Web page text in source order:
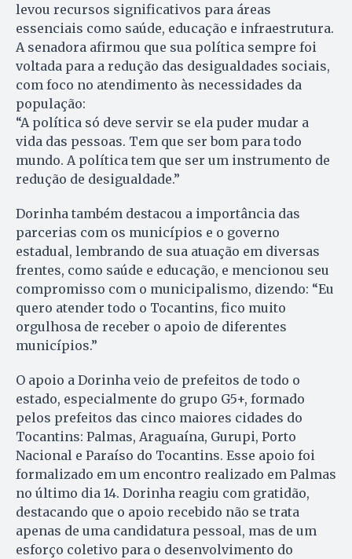
levou recursos significativos para áreas
essenciais como saúde, educação e infraestrutura.
A senadora afirmou que sua política sempre foi
voltada para a redução das desigualdades sociais,
com foco no atendimento às necessidades da
população:
“A política só deve servir se ela puder mudar a
vida das pessoas. Tem que ser bom para todo
mundo. A política tem que ser um instrumento de
redução de desigualdade.”
Dorinha também destacou a importância das
parcerias com os municípios e o governo
estadual, lembrando de sua atuação em diversas
frentes, como saúde e educação, e mencionou seu
compromisso com o municipalismo, dizendo: “Eu
quero atender todo o Tocantins, fico muito
orgulhosa de receber o apoio de diferentes
municípios.”
O apoio a Dorinha veio de prefeitos de todo o
estado, especialmente do grupo G5+, formado
pelos prefeitos das cinco maiores cidades do
Tocantins: Palmas, Araguaína, Gurupi, Porto
Nacional e Paraíso do Tocantins. Esse apoio foi
formalizado em um encontro realizado em Palmas
no último dia 14. Dorinha reagiu com gratidão,
destacando que o apoio recebido não se trata
apenas de uma candidatura pessoal, mas de um
esforço coletivo para o desenvolvimento do